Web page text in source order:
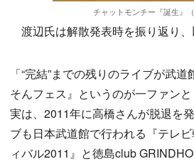
チャットモンチー『誕生』（
渡辺氏は解散発表時を振り返り、
「“完結”までの残りのライブが武
そんフェス』というのが一ファンと
実は、2011年に高橋さんが脱退を
ブも日本武道館で行われる『テレ
ィバル2011』と徳島club